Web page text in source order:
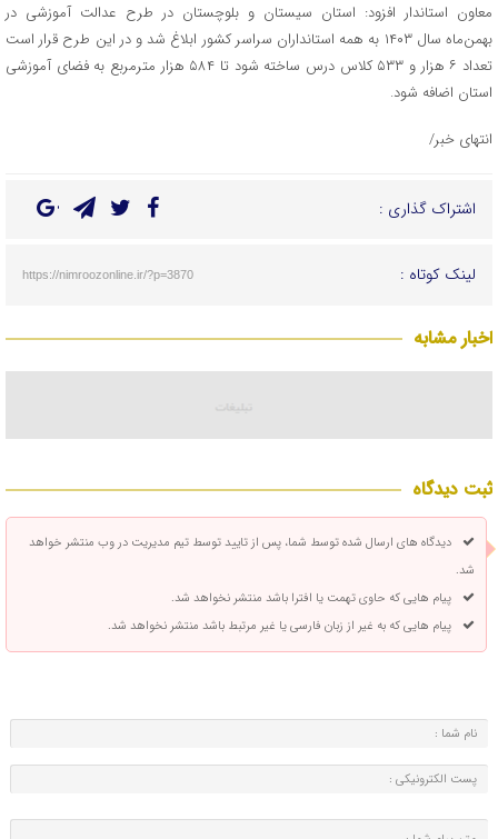
معاون استاندار افزود: استان سیستان و بلوچستان در طرح عدالت آموزشی در
بهمن‌ماه سال ۱۴۰۳ به همه استانداران سراسر کشور ابلاغ شد و در این طرح قرار است
تعداد ۶ هزار و ۵۳۳ کلاس درس ساخته شود تا ۵۸۴ هزار مترمربع به فضای آموزشی
استان اضافه شود.
انتهای خبر/
اشتراک گذاری :
لینک کوتاه : https://nimroozonline.ir/?p=3870
اخبار مشابه
ثبت دیدگاه
دیدگاه های ارسال شده توسط شما، پس از تایید توسط تیم مدیریت در وب منتشر خواهد
شد.
پیام هایی که حاوی تهمت یا افترا باشد منتشر نخواهد شد.
پیام هایی که به غیر از زبان فارسی یا غیر مرتبط باشد منتشر نخواهد شد.